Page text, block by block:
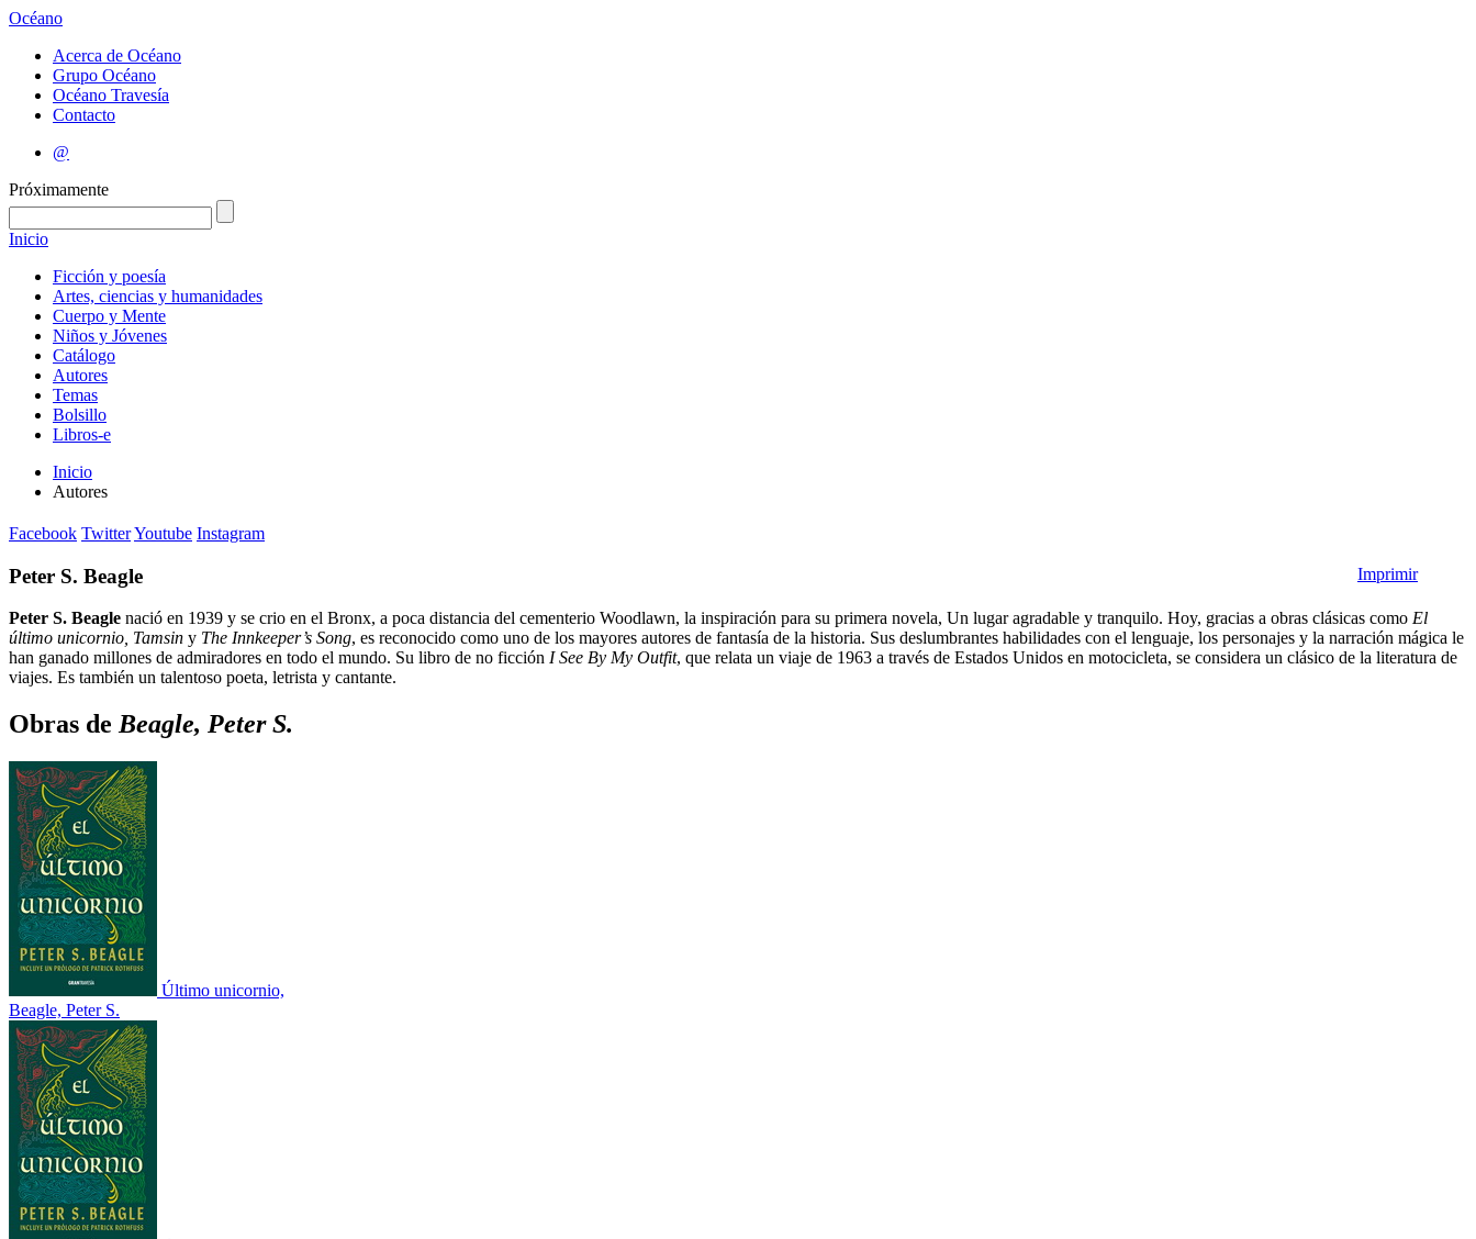
Océano
Acerca de Océano
Grupo Océano
Océano Travesía
Contacto
@
Próximamente
Inicio
Ficción y poesía
Artes, ciencias y humanidades
Cuerpo y Mente
Niños y Jóvenes
Catálogo
Autores
Temas
Bolsillo
Libros-e
Inicio
Autores
Facebook TwitterYoutube Instagram
Imprimir
Peter S. Beagle
Peter S. Beagle nació en 1939 y se crio en el Bronx, a poca distancia del cementerio Woodlawn, la inspiración para su primera novela, Un lugar agradable y tranquilo. Hoy, gracias a obras clásicas como El
último unicornio, Tamsin y The Innkeeper’s Song, es reconocido como uno de los mayores autores de fantasía de la historia. Sus deslumbrantes habilidades con el lenguaje, los personajes y la narración mágica le
han ganado millones de admiradores en todo el mundo. Su libro de no ficción I See By My Outfit, que relata un viaje de 1963 a través de Estados Unidos en motocicleta, se considera un clásico de la literatura de
viajes. Es también un talentoso poeta, letrista y cantante.
Obras deBeagle, Peter S.
Último unicornio,
Beagle, Peter S.